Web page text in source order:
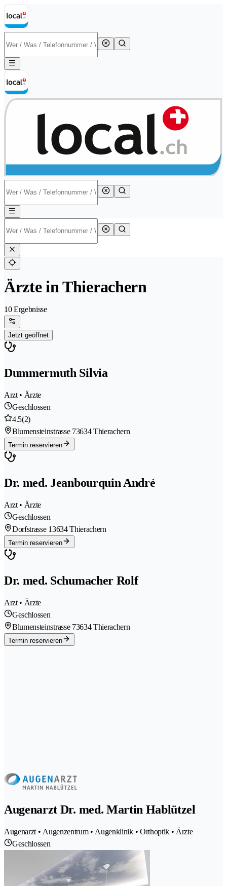
Ärzte in Thierachern
10 Ergebnisse
Jetzt geöffnet
Dummermuth Silvia
Arzt • Ärzte
Geschlossen
4.5(2)
Blumensteinstrasse 73634 Thierachern
Termin reservieren
Dr. med. Jeanbourquin André
Arzt • Ärzte
Geschlossen
Dorfstrasse 13634 Thierachern
Termin reservieren
Dr. med. Schumacher Rolf
Arzt • Ärzte
Geschlossen
Blumensteinstrasse 73634 Thierachern
Termin reservieren
Augenarzt Dr. med. Martin Hablützel
Augenarzt • Augenzentrum • Augenklinik • Orthoptik • Ärzte
Geschlossen